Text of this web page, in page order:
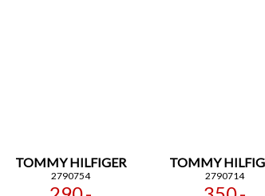
TOMMY HILFIGER
2790754
TOMMY
2790714